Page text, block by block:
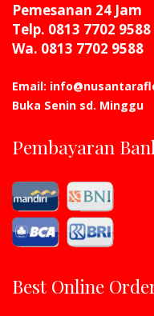
Pemesanan 24 Jam
Telp. 0813 7702 9588
Wa. 0813 7702 9588
Email:
Buka Senin sd. Minggu
Pembayaran
Best Online